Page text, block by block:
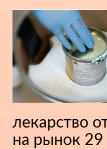
лекарство
на рынок